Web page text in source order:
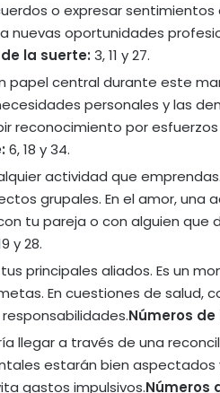
o expresar sentimientos
nuevas oportunidades
la suerte: 3, 11 y 27.
papel central durante este
personales y las
reconocimiento por
6, 18 y 34.
actividad que
grupales. En el amor, una
tu pareja o con alguien que
y 28.
principales aliados. Es un
En cuestiones de salud,
Números
llegar a través de una
estarán bien
gastos impulsivos.Números